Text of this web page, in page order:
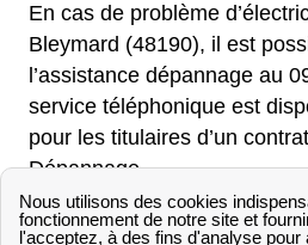
En cas de problème
Bleymard (48190), il est
l’assistance dépannage au
service téléphonique est
pour les titulaires d’un
Dépannage.
Si le problème concerne une
le client doit d’abord